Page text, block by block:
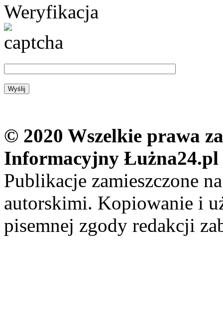
Weryfikacja
© 2020 Wszelkie prawa
Informacyjny Łużna24.pl
Publikacje zamieszczone
autorskimi. Kopiowanie i
pisemnej zgody redakcji